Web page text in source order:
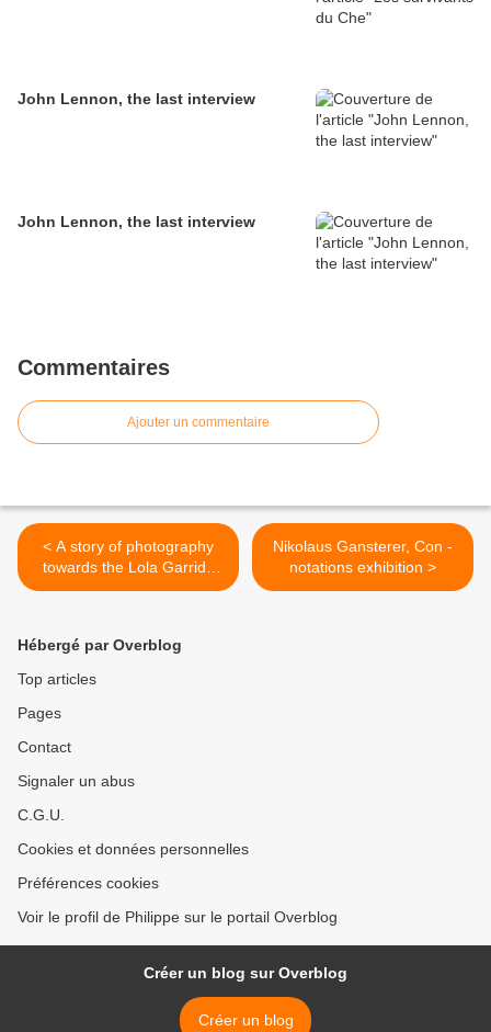
John Lennon, the last interview
John Lennon, the last interview
Commentaires
Ajouter un commentaire
< A story of photography
towards the Lola Garrido
collection
Nikolaus Gansterer, Con -
notations exhibition >
Hébergé par Overblog
Top articles
Pages
Contact
Signaler un abus
C.G.U.
Cookies et données personnelles
Préférences cookies
Voir le profil de Philippe sur le portail Overblog
Créer un blog sur Overblog
Créer un blog